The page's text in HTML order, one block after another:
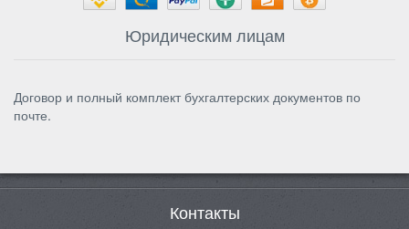
Юридическим лицам
Договор и полный комплект бухгалтерских документов по
почте.
Контакты